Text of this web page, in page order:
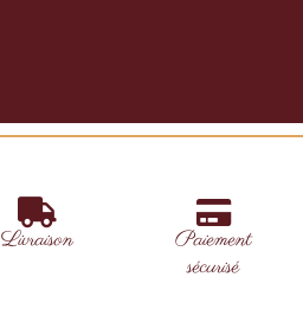
Livraison
Paiement
sécurisé